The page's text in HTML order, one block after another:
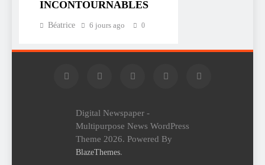
INCONTOURNABLES
Béatrice 6 jours ago 0
Digital Newspaper -
Multipurpose News WordPress
Theme 2026. Powered By
BlazeThemes.